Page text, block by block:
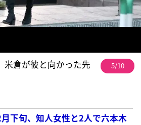
米倉が彼と向かった先
5/10
月下旬、知人女性と2人で六本木